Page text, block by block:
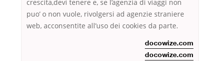
crescita,devi tenere e, se l’agenzia di viaggi non
puo’ o non vuole, rivolgersi ad agenzie straniere
web, acconsentite all’uso dei cookies da parte.
docowize.com
docowize.com